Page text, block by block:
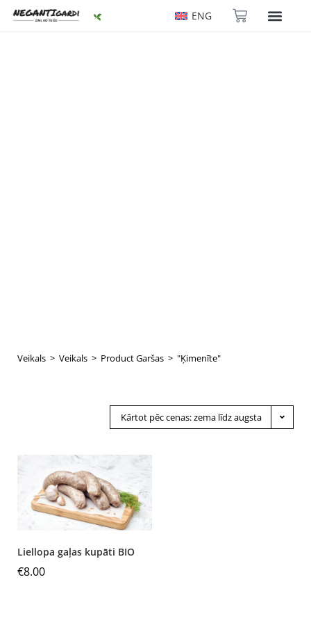
ENG
Veikals > Veikals > Product Garšas > "Ķimenīte"
Kārtot pēc cenas: zema līdz augsta
Liellopa gaļas kupāti BIO
€8.00